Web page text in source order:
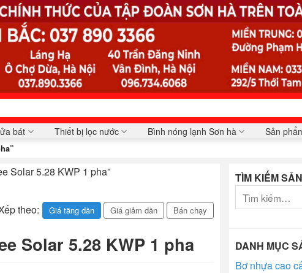
bát Thiết bị lọc nước Bình nóng lạnh Sơn hà Sản
Solar 5.28 KWP 1 pha”
theo: Giá tăng dần Giá giảm dần Bán chạy
Solar 5.28 KWP 1 pha
TÌM KIẾM
kiếm:
DANH MỤC
Bơ nhựa cao